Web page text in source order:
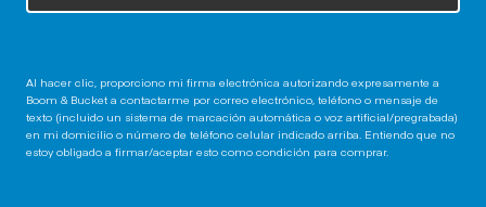
Al hacer clic, proporciono mi firma electrónica autorizando expresamente a
Boom & Bucket a contactarme por correo electrónico, teléfono o mensaje de
texto (incluido un sistema de marcación automática o voz artificial/pregrabada)
en mi domicilio o número de teléfono celular indicado arriba. Entiendo que no
estoy obligado a firmar/aceptar esto como condición para comprar.